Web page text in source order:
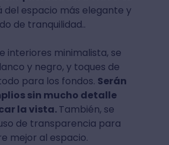
del espacio más elegante y
de tranquilidad..
interiores minimalista, se
y negro, y toques de
para los fondos. Serán
sin mucho detalle
la vista.También, se
de transparencia para
mejor al espacio.